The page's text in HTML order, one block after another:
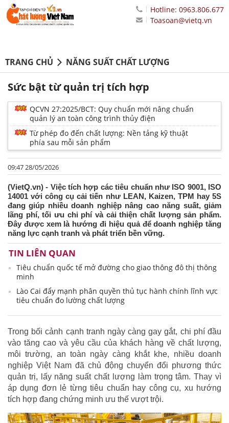
Hotline: 0963.806.677
Toasoan@vietq.vn
TRANG CHỦ NĂNG SUẤT CHẤT LƯỢNG
Sức bật từ quản trị tích hợp
QCVN 27:2025/BCT: Quy chuẩn mới nâng chuẩn
quản lý an toàn công trình thủy điện
Từ phép đo đến chất lượng: Nền tảng kỹ thuật
phía sau mỗi sản phẩm
09:47 28/05/2026
(VietQ.vn) - Việc tích hợp các tiêu chuẩn như ISO 9001, ISO
14001 với công cụ cải tiến như LEAN, Kaizen, TPM hay 5S
đang giúp nhiều doanh nghiệp nâng cao năng suất, giảm
lãng phí, tối ưu chi phí và cải thiện chất lượng sản phẩm.
Đây được xem là hướng đi hiệu quả để doanh nghiệp tăng
năng lực cạnh tranh và phát triển bền vững.
TIN LIÊN QUAN
Tiêu chuẩn quốc tế mở đường cho giao thông đô thị thông
minh
Lào Cai đẩy mạnh phân quyền thủ tục hành chính lĩnh vực
tiêu chuẩn đo lường chất lượng
Trong bối cảnh cạnh tranh ngày càng gay gắt, chi phí đầu
vào tăng cao và yêu cầu của khách hàng về chất lượng,
môi trường, an toàn ngày càng khắt khe, nhiều doanh
nghiệp Việt Nam đã chủ động chuyển đổi phương thức
quản trị, lấy năng suất chất lượng làm trọng tâm. Thay vì
áp dụng đơn lẻ từng tiêu chuẩn hay công cụ, xu hướng
tích hợp đang chứng minh ưu thế vượt trội.